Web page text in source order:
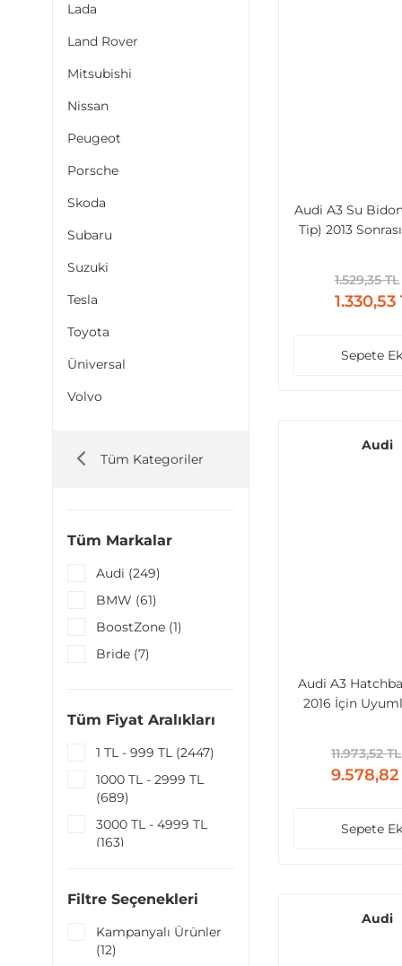
Lada
Land Rover
Mitsubishi
Nissan
Peugeot
Porsche
Skoda
Subaru
Suzuki
Tesla
Toyota
Üniversal
Volvo
Tüm Kategoriler
Tüm Markalar
Audi (249)
BMW (61)
BoostZone (1)
Bride (7)
Citroen (20)
Cupra (1)
Diğer Markalar (14)
Fiat (6)
Honda (18)
Tüm Fiyat Aralıkları
1 TL - 999 TL (2447)
1000 TL - 2999 TL
(689)
3000 TL - 4999 TL
(163)
(206)
100000 TL ve üzeri
Filtre Seçenekleri
Kampanyalı Ürünler
(12)
Audi A3 Su
Tip) 2013
1.529,35 TL
1.330,53
Sepete
Audi
Audi A3
2016 İçin
11.973,52 TL
9.578,82
Sepete
Audi